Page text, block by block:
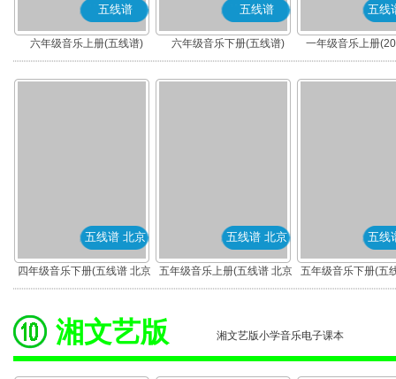
五线谱
六年级音乐上册(五线谱)
五线谱
六年级音乐下册(五线谱)
五线
一年级音乐上册
(五线谱 北
五线谱 北京
四年级音乐下册(五线谱 北京)
五线谱 北京
五年级音乐上册(五线谱 北京)
五线
五年级音乐下册(五
湘文艺版 湘文艺版小学音乐电子课本